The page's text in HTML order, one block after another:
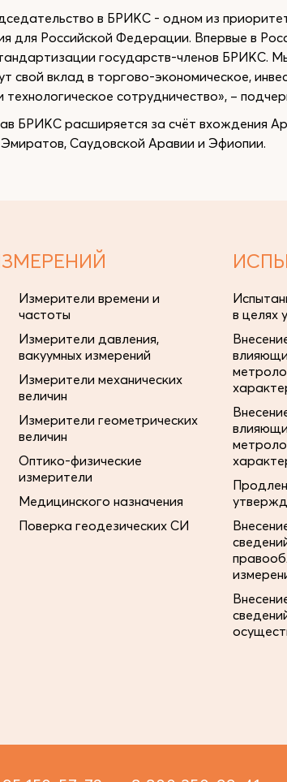
в БРИКС - одном из
для Российской Федерации. Впервые в
государств-членов БРИКС.
свой вклад в торгово-экономическое,
сотрудничество», –
БРИКС расширяется за счёт вхождения
Саудовской Аравии и Эфиопии.
Измерители времени и
частоты
Измерители давления,
вакуумных измерений
Измерители механических
величин
Измерители геометрических
величин
Оптико-физические
измерители
Медицинского назначения
Поверка геодезических СИ
в целях